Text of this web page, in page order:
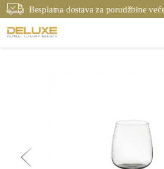
Besplatna dostava za porudžbine